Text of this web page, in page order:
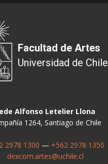
Facultad de Artes
Universidad de Chile
Alfonso Letelier Llona
1264, Santiago de Chile
2978 1300 — +562 2978 1350
dexcom.artes@uchile.cl